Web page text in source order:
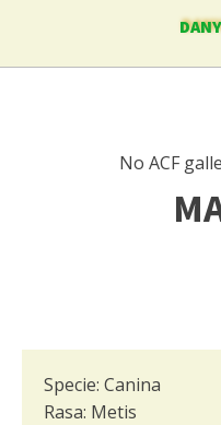
No ACF
Specie: Canina
Rasa: Metis